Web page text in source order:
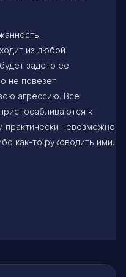
из любой
задето ее
не повезет
агрессию. Все
к
практически невозможно
как-то руководить ими.